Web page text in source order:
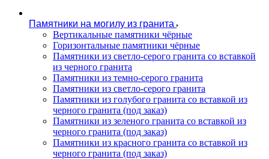
Памятники на могилу из гранита
Вертикальные памятники чёрные
Горизонтальные памятники чёрные
Памятники из светло-серого гранита со вставкой
из черного гранита
Памятники из темно-серого гранита
Памятники из светло-серого гранита
Памятники из голубого гранита со вставкой из
черного гранита (под заказ)
Памятники из зеленого гранита со вставкой из
черного гранита (под заказ)
Памятники из красного гранита со вставкой из
черного гранита (под заказ)